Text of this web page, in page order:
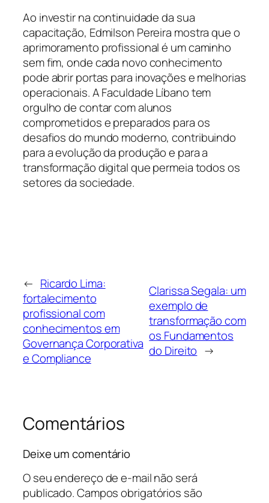
Ao investir na continuidade da sua
capacitação, Edmilson Pereira mostra que o
aprimoramento profissional é um caminho
sem fim, onde cada novo conhecimento
pode abrir portas para inovações e melhorias
operacionais. A Faculdade Líbano tem
orgulho de contar com alunos
comprometidos e preparados para os
desafios do mundo moderno, contribuindo
para a evolução da produção e para a
transformação digital que permeia todos os
setores da sociedade.
← Ricardo Lima:
fortalecimento
profissional com
conhecimentos em
Governança Corporativa
e Compliance
Clarissa Segala: um
exemplo de
transformação com
os Fundamentos
do Direito →
Comentários
Deixe um comentário
O seu endereço de e-mail não será
publicado.Campos obrigatórios são